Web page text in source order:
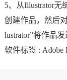
5、从Illustrator无
创建作品，然后
lustrator”将作品
软件标签 : Adobe